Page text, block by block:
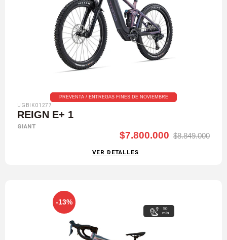
PREVENTA / ENTREGAS FINES DE NOVIEMBRE
UGBIK01277
REIGN E+ 1
GIANT
$7.800.000 $8.849.000
VER DETALLES
-13%
50
min